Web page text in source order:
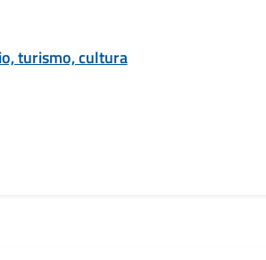
turismo, cultura